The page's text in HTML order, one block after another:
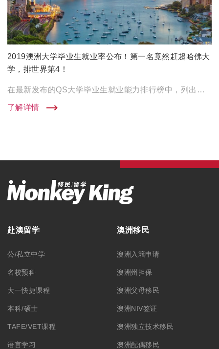
2019澳洲大学毕业生就业率公布！第一名竟然赶超哈佛大
学，排世界第4！
在最新发布的QS大学毕业生就业能力排行榜中，列出了20所澳大利亚大学，这些大学都进入了提升毕业生就业能力的50 […]
了解详情
赴澳留学
公/私立中学
名校预科
大一快捷课程
本科/硕士
TAFE/VET课程
语言学习
澳洲移民
澳洲入籍申请
澳洲州担保
澳洲父母移民
澳洲NIV签证
澳洲独立技术移民
澳洲配偶移民